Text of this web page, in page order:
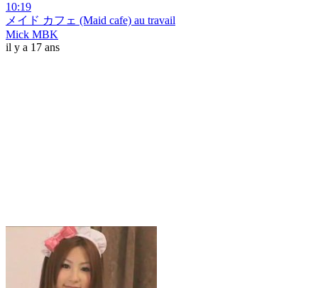
10:19
メイド カフェ (Maid cafe) au travail
Mick MBK
il y a 17 ans